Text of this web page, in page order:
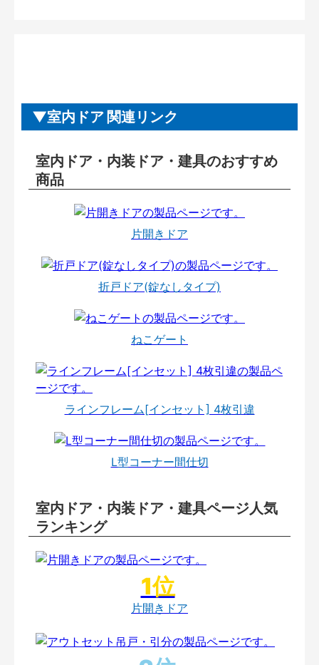
室内ドア 関連リンク
室内ドア・内装ドア・建具のおすすめ
商品
片開きドア
折戸ドア(錠なしタイプ)
ねこゲート
ラインフレーム[インセット] 4枚引違
L型コーナー間仕切
室内ドア・内装ドア・建具ページ人気
ランキング
片開きドア